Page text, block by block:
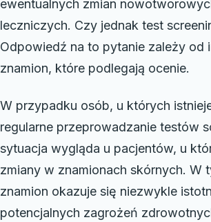
ewentualnych zmian
leczniczych. Czy jednak test
Odpowiedź na to pytanie zależy od
znamion, które podlegają ocenie.
W przypadku osób, u których
regularne przeprowadzanie testów
sytuacja wygląda u pacjentów, u
zmiany w znamionach skórnych. W
znamion okazuje się niezwykle
potencjalnych zagrożeń